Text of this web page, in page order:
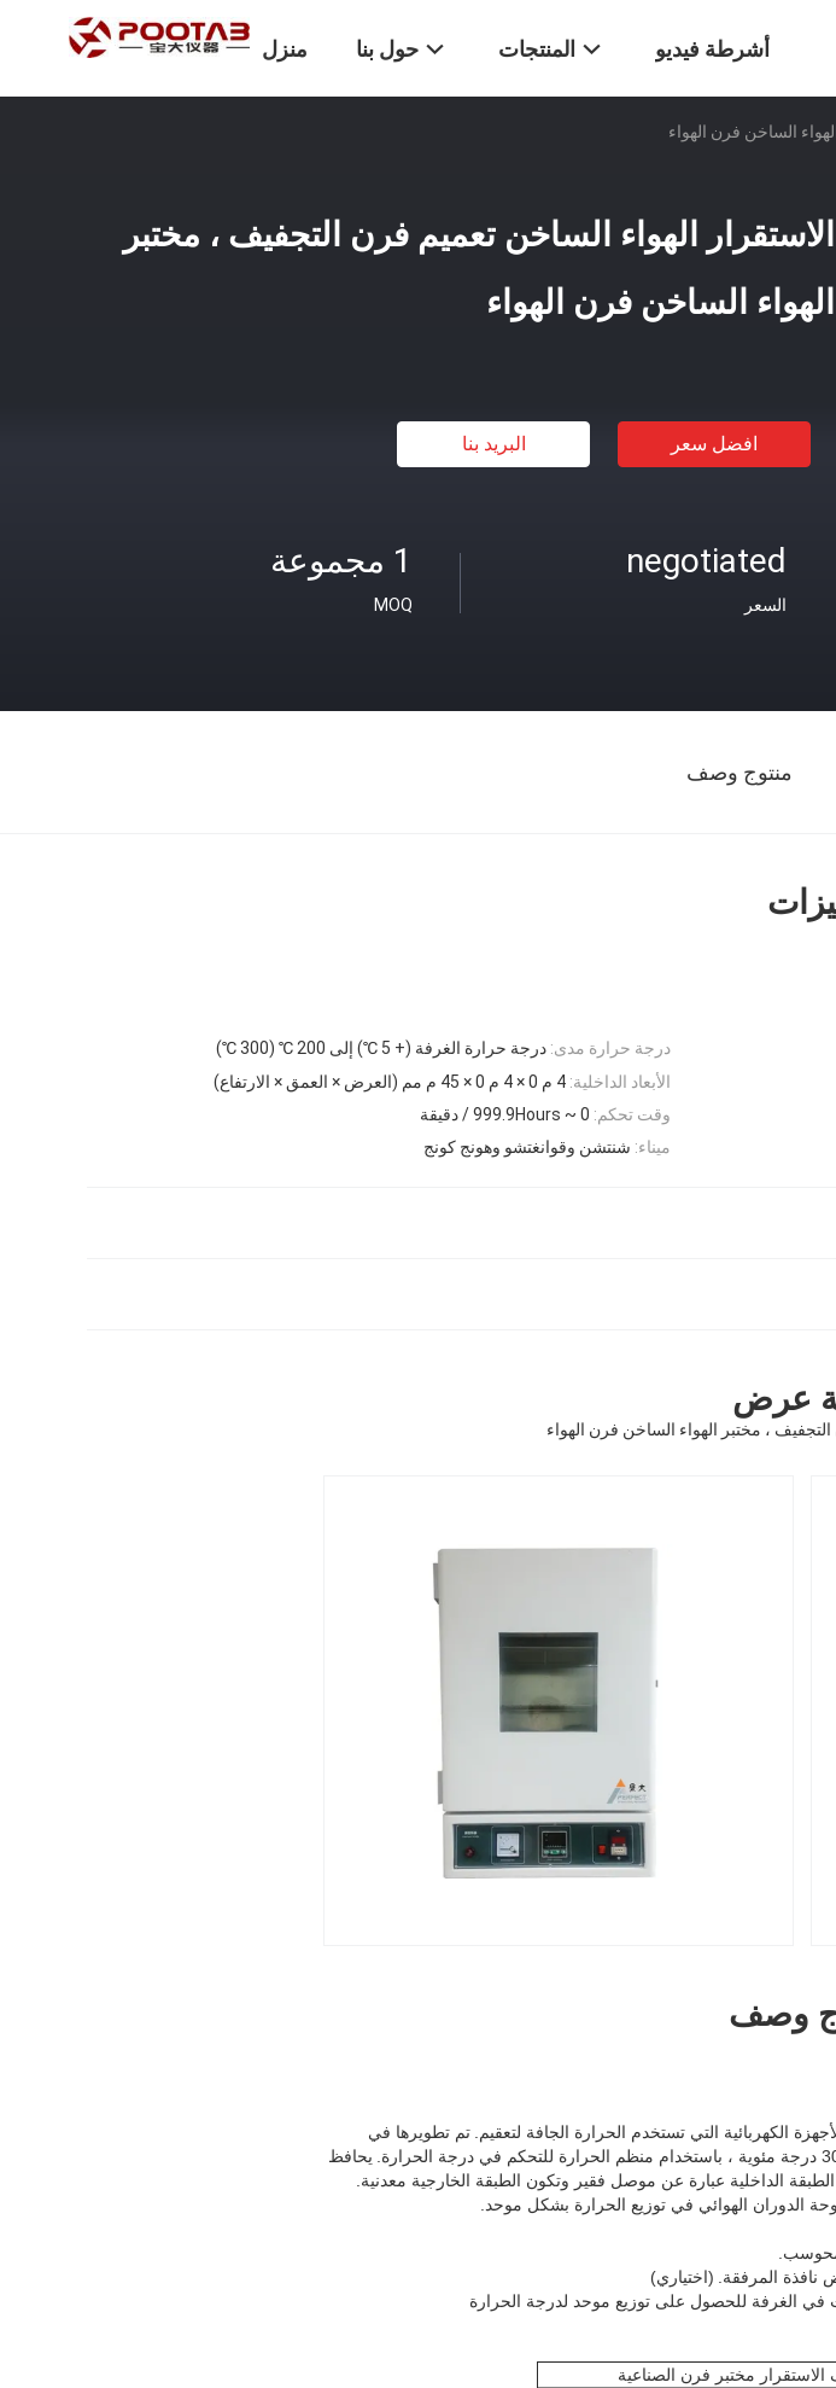
منزل حول بنا المنتجات أشرطة فيديو
الساخن فرن الهواء
الاستقرار الهواء الساخن تعميم فرن التجفيف ، مختبر
الهواء الساخن فرن الهواء
افضل سعر البريد بنا
1 مجموعة
MOQ
negotiated
السعر
منتوج وصف
درجة حرارة مدى: درجة حرارة الغرفة (+ 5 ℃) إلى 200 ℃ (300 ℃)
الأبعاد الداخلية: 4 م 0 × 4 م 0 × 45 م مم (العرض × العمق × الارتفاع)
وقت تحكم: 0 ~ 999.9Hours / دقيقة
ميناء: شنتشن وقوانغتشو وهونج كونج
عرض
، مختبر الهواء الساخن فرن الهواء
وصف
الكهربائية التي تستخدم الحرارة الجافة لتعقيم. تم تطويرها في
يحافظ
الداخلية عبارة عن موصل فقير وتكون الطبقة الخارجية معدنية.
الدوران الهوائي في توزيع الحرارة بشكل موحد.
نافذة المرفقة. (اختياري)
مختبر فرن الصناعية